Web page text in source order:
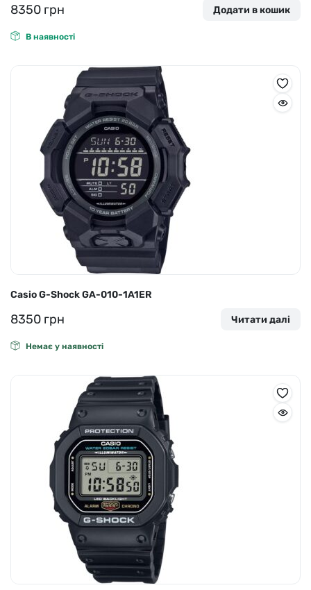
8350 грн Додати в кошик
В наявності
Casio G-Shock GA-010-1A1ER
8350 грн Читати далі
Немає у наявності